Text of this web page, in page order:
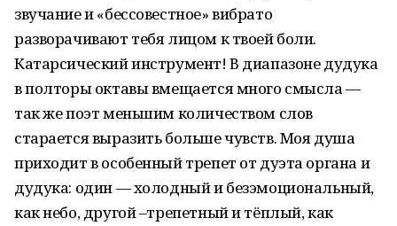
звучание и «бессовестное» вибрато
разворачивают тебя лицом к твоей боли.
Катарсический инструмент! В диапазоне дудука
в полторы октавы вмещается много смысла —
так же поэт меньшим количеством слов
старается выразить больше чувств. Моя душа
приходит в особенный трепет от дуэта органа и
дудука: один — холодный и безэмоциональный,
как небо, другой –трепетный и тёплый, как